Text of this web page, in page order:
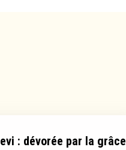
: dévorée par la grâce